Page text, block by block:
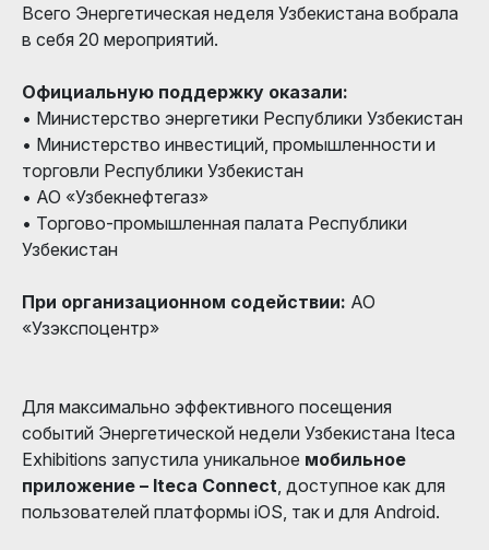
Всего Энергетическая неделя Узбекистана вобрала
в себя 20 мероприятий.
Официальную поддержку оказали:
• Министерство энергетики Республики Узбекистан
• Министерство инвестиций, промышленности и
торговли Республики Узбекистан
• АО «Узбекнефтегаз»
• Торгово-промышленная палата Республики
Узбекистан
При организационном содействии: АО
«Узэкспоцентр»
Для максимально эффективного посещения
событий Энергетической недели Узбекистана Iteca
Exhibitions запустила уникальное мобильное
приложение – Iteca Connect , доступное как для
пользователей платформы iOS, так и для Android.